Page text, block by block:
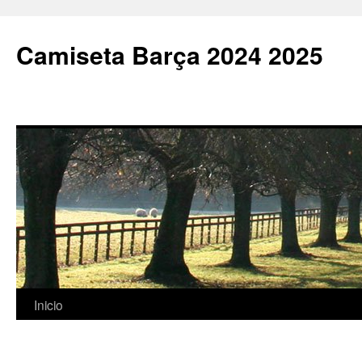
Camiseta Barça 2024 2025
Saltar
Inicio